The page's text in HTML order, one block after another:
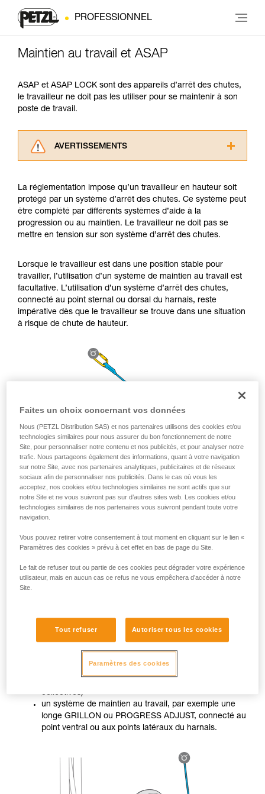
PROFESSIONNEL
Maintien au travail et ASAP
ASAP et ASAP LOCK sont des appareils d’arrêt des chutes,
le travailleur ne doit pas les utiliser pour se maintenir à son
poste de travail.
AVERTISSEMENTS
consulter. Vous devez avoir compris les
informations de la notice technique pour
pouvoir comprendre ce complément
d’informations.
Maîtriser ces techniques nécessite une
avec un professionnel votre capacité à refaire
la manipulation, seul, en toute sécurité, avant
de la reproduire en autonomie.
Nous donnons des exemples de techniques
liées à votre activité. Il peut en exister d’autres
que nous ne décrivons pas ici.
La réglementation impose qu’un travailleur en hauteur soit
protégé par un système d’arrêt des chutes. Ce système peut
être complété par différents systèmes d’aide à la
progression ou au maintien. Le travailleur ne doit pas se
mettre en tension sur son système d’arrêt des chutes.
Lorsque le travailleur est dans une position stable pour
travailler, l’utilisation d’un système de maintien au travail est
facultative. L’utilisation d’un système d’arrêt des chutes,
connecté au point sternal ou dorsal du harnais, reste
impérative dès que le travailleur se trouve dans une situation
à risque de chute de hauteur.
doit utiliser deux systèmes différenciés :
collectives)
un système de maintien au travail, par exemple une
longe GRILLON ou PROGRESS ADJUST, connecté au
point ventral ou aux points latéraux du harnais.
Faites un choix concernant vos données
Nous (PETZL Distribution SAS) et nos partenaires utilisons des cookies et/ou
technologies similaires pour nous assurer du bon fonctionnement de notre
Site, pour personnaliser notre contenu et nos publicités, et pour analyser notre
trafic. Nous partageons également des informations, quant à votre navigation
sur notre Site, avec nos partenaires analytiques, publicitaires et de réseaux
sociaux afin de personnaliser nos publicités. Dans le cas où vous les
acceptez, nos cookies et/ou technologies similaires ne sont actifs que sur
notre Site et ne vous suivront pas sur d’autres sites web. Les cookies et/ou
technologies similaires de nos partenaires vous suivront pendant toute votre
navigation.
Vous pouvez retirer votre consentement à tout moment en cliquant sur le lien «
Paramètres des cookies » prévu à cet effet en bas de page du Site.
Le fait de refuser tout ou partie de ces cookies peut dégrader votre expérience
utilisateur, mais en aucun cas ce refus ne vous empêchera d’accéder à notre
Site.
Tout refuser Autoriser tous les cookies
Paramètres des cookies